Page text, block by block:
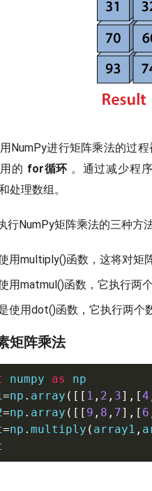
NumPy进行矩阵乘法的过程
的 for循环 。通过减少程
处理数组。
行NumPy矩阵乘法的三种方法
用multiply()函数，这将对矩
用matmul()函数，它执行两
使用dot()函数，它执行两个
矩阵乘法
numpy as np
=np . array ( [ [ 1 , 2 , 3] , [4
=np . array ( [ [ 9 , 8 , 7] , [ 6
=np . multiply ( array1 ,